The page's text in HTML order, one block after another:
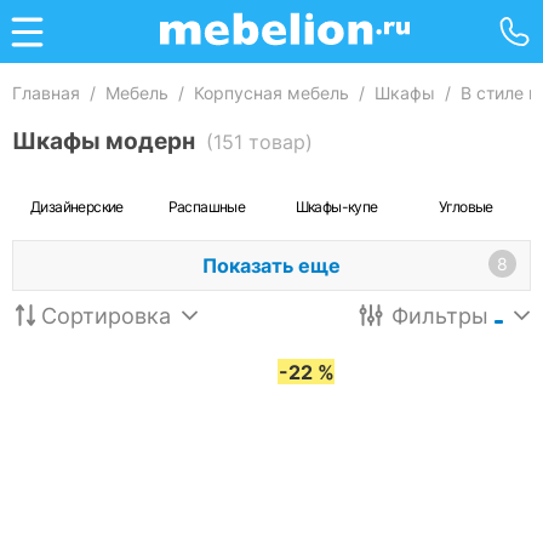
Главная / Мебель / Корпусная мебель / Шкафы / В стиле
Шкафы модерн (151 товар)
Дизайнерские Распашные Шкафы-купе Угловые
Показать еще 8
Сортировка Фильтры
-22 %